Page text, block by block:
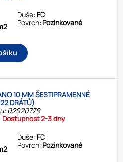
Duše: FC
Povrch: Pozinkované
10 MM ŠESTIPRAMENNÉ
DRÁTŮ)
02020779
Dostupnost 2-3 dny
Duše: FC
Povrch: Pozinkované